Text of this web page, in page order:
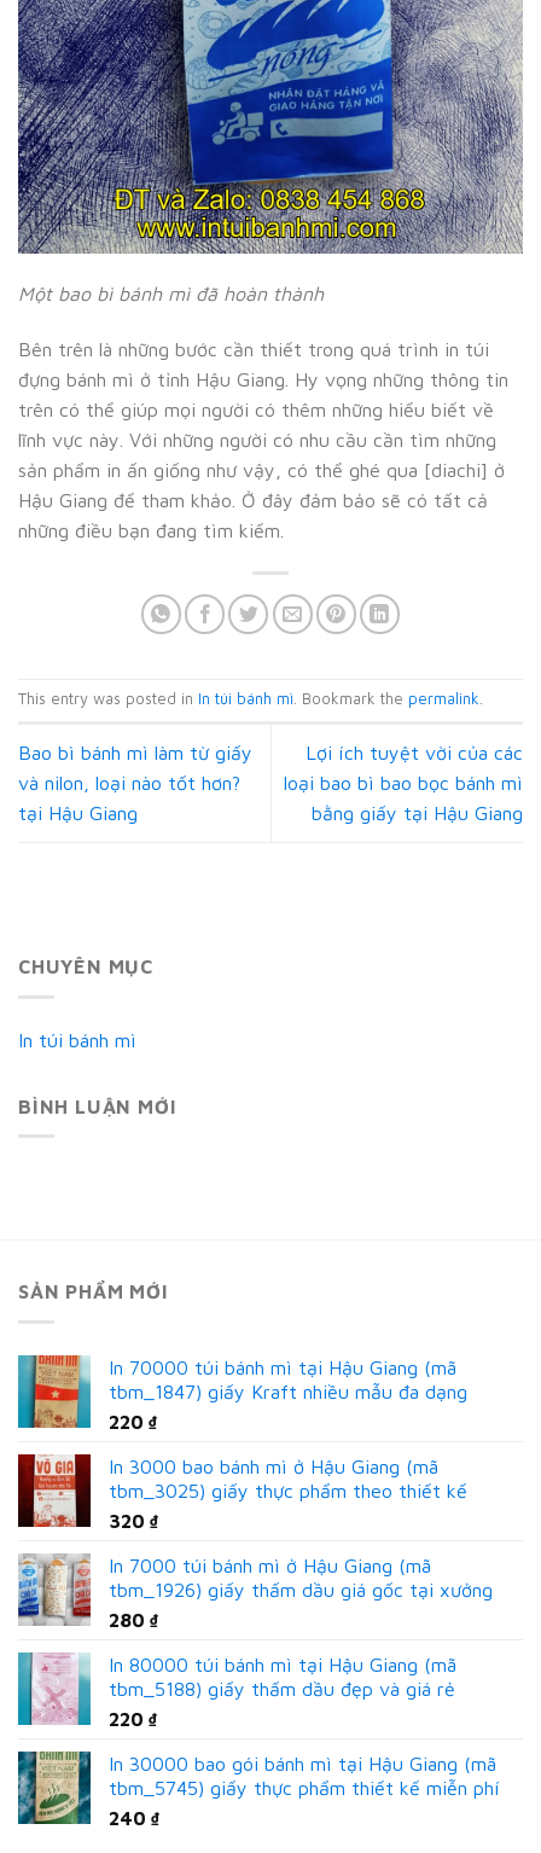
Một bao bì bánh mì đã hoàn thành
Bên trên là những bước cần thiết trong quá trình in túi
đựng bánh mì ở tỉnh Hậu Giang. Hy vọng những thông tin
trên có thể giúp mọi người có thêm những hiểu biết về
lĩnh vực này. Với những người có nhu cầu cần tìm những
sản phẩm in ấn giống như vậy, có thể ghé qua [diachi] ở
Hậu Giang để tham khảo. Ở đây đảm bảo sẽ có tất cả
những điều bạn đang tìm kiếm.
This entry was posted in In túi bánh mì. Bookmark the permalink.
Bao bì bánh mì làm từ giấy
và nilon, loại nào tốt hơn?
tại Hậu Giang
Lợi ích tuyệt vời của các
loại bao bì bao bọc bánh mì
bằng giấy tại Hậu Giang
CHUYÊN MỤC
In túi bánh mì
BÌNH LUẬN MỚI
SẢN PHẨM MỚI
In 70000 túi bánh mì tại Hậu Giang (mã
tbm_1847) giấy Kraft nhiều mẫu đa dạng
220 ₫
In 3000 bao bánh mì ở Hậu Giang (mã
tbm_3025) giấy thực phẩm theo thiết kế
320 ₫
In 7000 túi bánh mì ở Hậu Giang (mã
tbm_1926) giấy thấm dầu giá gốc tại xưởng
280 ₫
In 80000 túi bánh mì tại Hậu Giang (mã
tbm_5188) giấy thấm dầu đẹp và giá rẻ
220 ₫
In 30000 bao gói bánh mì tại Hậu Giang (mã
tbm_5745) giấy thực phẩm thiết kế miễn phí
240 ₫